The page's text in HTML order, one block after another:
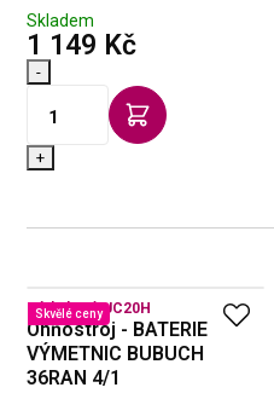
Skladem
1 149 Kčs DPH
-
+
Skvělé ceny
Kód zboží:UC20H
Ohňostroj - BATERIE
VÝMETNIC BUBUCH
36RAN 4/1